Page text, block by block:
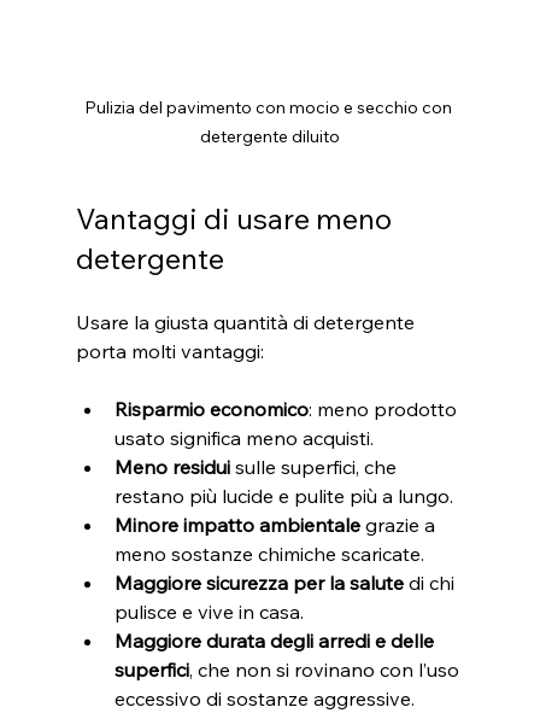
Pulizia del pavimento con mocio e secchio con
detergente diluito
Vantaggi di usare meno
detergente
Usare la giusta quantità di detergente
porta molti vantaggi:
Risparmio economico: meno prodotto
usato significa meno acquisti.
Meno residui sulle superfici, che
restano più lucide e pulite più a lungo.
Minore impatto ambientale grazie a
meno sostanze chimiche scaricate.
Maggiore sicurezza per la salute di chi
pulisce e vive in casa.
Maggiore durata degli arredi e delle
superfici, che non si rovinano con l’uso
eccessivo di sostanze aggressive.